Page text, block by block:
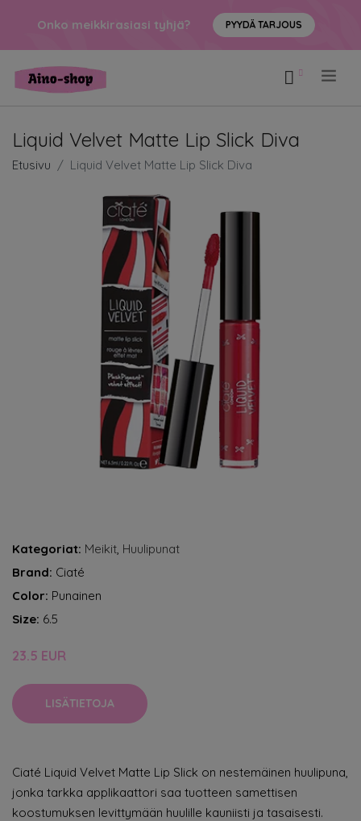
Onko meikkirasiasi tyhjä? PYYDÄ TARJOUS
Liquid Velvet Matte Lip Slick Diva
Etusivu Liquid Velvet Matte Lip Slick Diva
Kategoriat: Meikit, Huulipunat
Brand: Ciaté
Color: Punainen
Size: 6.5
23.5 EUR
LISÄTIETOJA
Ciaté Liquid Velvet Matte Lip Slick on nestemäinen huulipuna,
jonka tarkka applikaattori saa tuotteen samettisen
koostumuksen levittymään huulille kauniisti ja tasaisesti.